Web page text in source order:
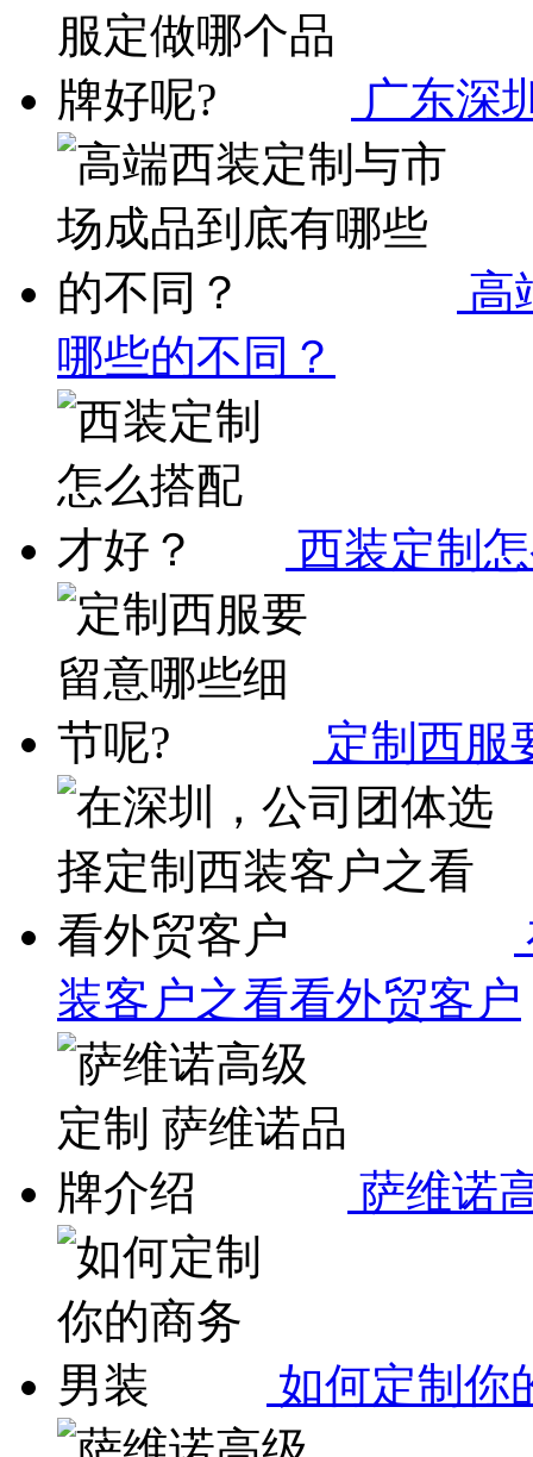
广东深
高
哪些的不同？
西装定制
定制西服
装客户之看看外贸客户
萨维诺
如何定制你